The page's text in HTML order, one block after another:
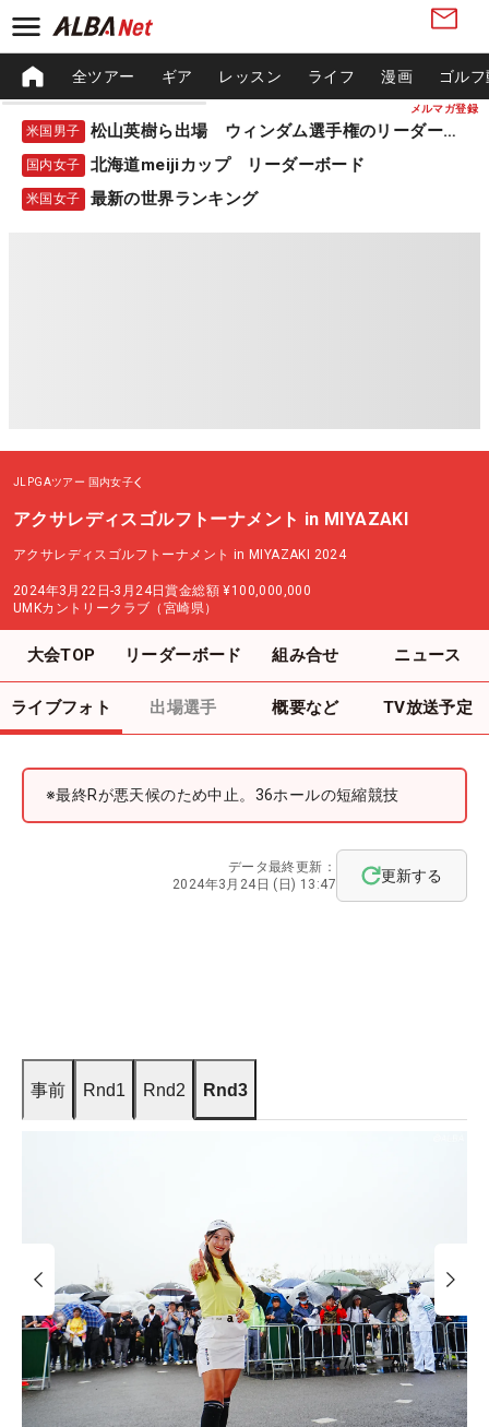
メルマガ登録
全ツアー ギア レッスン ライフ 漫画 ゴル
米国男子 松山英樹ら出場 ウィンダム選手権のリーダーボード
国内女子 北海道meijiカップ リーダーボード
米国女子 最新の世界ランキング
JLPGAツアー 国内女子
アクサレディスゴルフトーナメント in MIYAZAKI
アクサレディスゴルフトーナメント in MIYAZAKI 2024
2024年3月22日-3月24日賞金総額 ¥100,000,000
UMKカントリークラブ（宮崎県）
大会TOP リーダーボード 組み合せ ニュース
ライブフォト 出場選手 概要など TV放送予定
※最終Rが悪天候のため中止。36ホールの短縮競技
データ最終更新：
2024年3月24日 (日) 13:47
更新する
事前 Rnd1 Rnd2 Rnd3